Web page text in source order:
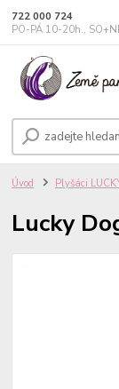
722 000 724
PO-PÁ 10-20h.,
Úvod Plyšáci
Lucky